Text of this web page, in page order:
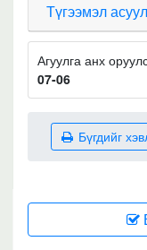
Түгээмэл
Агуулга анх
07-06
Бүгдийг